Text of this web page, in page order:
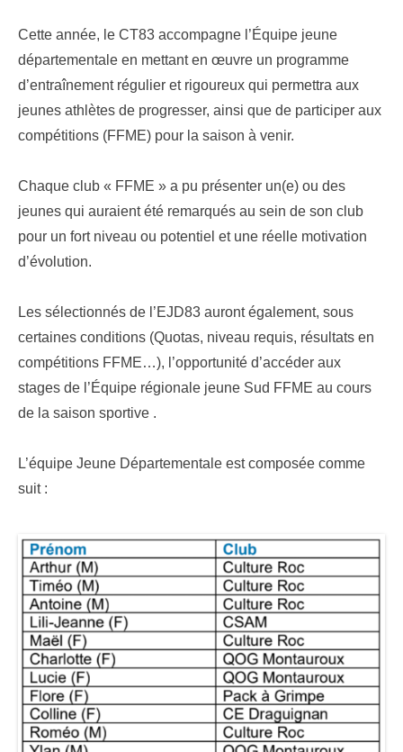
Cette année, le CT83 accompagne l’Équipe jeune
départementale en mettant en œuvre un programme
d’entraînement régulier et rigoureux qui permettra aux
jeunes athlètes de progresser, ainsi que de participer aux
compétitions (FFME) pour la saison à venir.
Chaque club « FFME » a pu présenter un(e) ou des
jeunes qui auraient été remarqués au sein de son club
pour un fort niveau ou potentiel et une réelle motivation
d’évolution.
Les sélectionnés de l’EJD83 auront également, sous
certaines conditions (Quotas, niveau requis, résultats en
compétitions FFME…), l’opportunité d’accéder aux
stages de l’Équipe régionale jeune Sud FFME au cours
de la saison sportive .
L’équipe Jeune Départementale est composée comme
suit :